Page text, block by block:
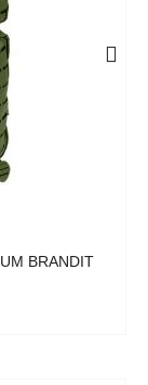
BRANDIT